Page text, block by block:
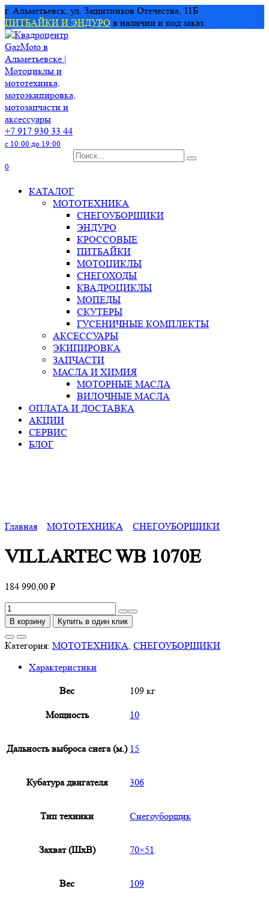
Перейти
к
содержанию
г. Альметьевск, ул. Защитников Отечества, 11Б
ПИТБАЙКИ И ЭНДУРО в наличии и под заказ
+7 917 930 33 44
с 10:00 до 19:00
Search
0
КАТАЛОГ
МОТОТЕХНИКА
СНЕГОУБОРЩИКИ
ЭНДУРО
КРОССОВЫЕ
ПИТБАЙКИ
МОТОЦИКЛЫ
СНЕГОХОДЫ
КВАДРОЦИКЛЫ
МОПЕДЫ
СКУТЕРЫ
ГУСЕНИЧНЫЕ КОМПЛЕКТЫ
АКСЕССУАРЫ
ЭКИПИРОВКА
ЗАПЧАСТИ
МАСЛА И ХИМИЯ
МОТОРНЫЕ МАСЛА
ВИЛОЧНЫЕ МАСЛА
ОПЛАТА И ДОСТАВКА
АКЦИИ
СЕРВИС
БЛОГ
Главная МОТОТЕХНИКА СНЕГОУБОРЩИКИ
VILLARTEC WB 1070E
184 990,00 ₽
Количество
товара
WB
В корзину Купить в один клик
Категория: МОТОТЕХНИКА, СНЕГОУБОРЩИКИ
Характеристики
Вес 109 кг
Мощность 10
Дальность выброса снега (м.) 15
Кубатура двигателя 306
Тип техники Снегоуборщик
Захват (ШxВ) 70×51
Вес 109